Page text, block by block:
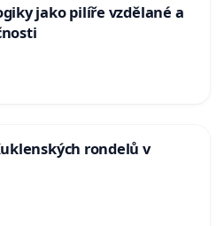
jako pilíře vzdělané a
rondelů v